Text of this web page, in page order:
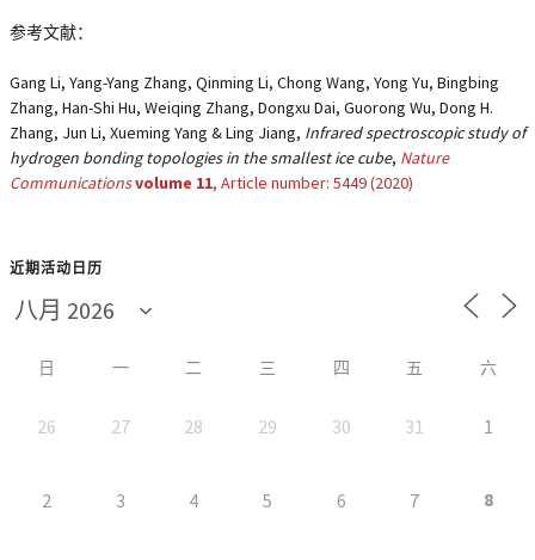
参考文献：
Gang Li, Yang-Yang Zhang, Qinming Li, Chong Wang, Yong Yu, Bingbing
Zhang, Han-Shi Hu, Weiqing Zhang, Dongxu Dai, Guorong Wu, Dong H.
Zhang, Jun Li, Xueming Yang & Ling Jiang, Infrared spectroscopic study of
hydrogen bonding topologies in the smallest ice cube, Nature
Communicationsvolume 11, Article number: 5449(2020)
近期活动日历
日 一 二 三 四 五 六
26 27 28 29 30 31 1
2 3 4 5 6 7 8